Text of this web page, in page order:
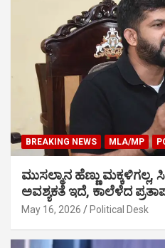
BREAKING NEWS MLA/MP
ಮುಸಲ್ಮಾನ ಹೆಣ್ಣು ಮಕ್ಕಳಿಗಲ್ಲ,
ಅವಶ್ಯಕತೆ ಇದೆ, ಕಾಲೆಳೆದ
May 16, 2026 Political Desk